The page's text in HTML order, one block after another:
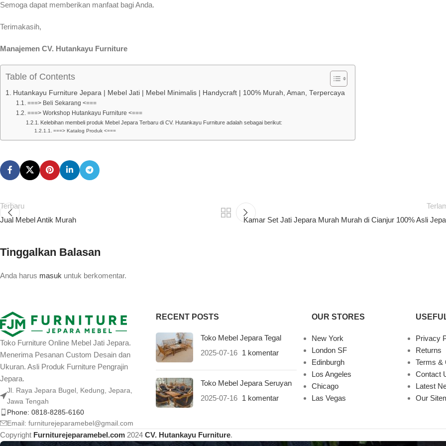
Semoga dapat memberikan manfaat bagi Anda.
Terimakasih,
Manajemen CV. Hutankayu Furniture
Table of Contents
Hutankayu Furniture Jepara | Mebel Jati | Mebel Minimalis | Handycraft | 100% Murah, Aman, Terpercaya
===> Beli Sekarang <===
===> Workshop Hutankayu Furniture <===
Kelebihan membeli produk Mebel Jepara Terbaru di CV. Hutankayu Furniture adalah sebagai berikut:
===> Katalog Produk <===
Terbaru
Jual Mebel Antik Murah
Kamar Set Jati Jepara Murah Murah di Cianjur 100% Asli
Tinggalkan Balasan
Anda harus masuk untuk berkomentar.
Toko Furniture Online Mebel Jati Jepara.
Menerima Pesanan Custom Desain dan
Ukuran. Asli Produk Furniture Pengrajin
Jepara.
Jl. Raya Jepara Bugel, Kedung, Jepara,
Jawa Tengah
Phone: 0818-8285-6160
Email: furniturejeparamebel@gmail.com
RECENT POSTS
Toko Mebel Jepara Tegal
2025-07-16 1 komentar
Toko Mebel Jepara Seruyan
2025-07-16 1 komentar
OUR STORES
New York
London SF
Edinburgh
Los Angeles
Chicago
Las Vegas
Privacy
Returns
Terms &
Contact
Latest
Our
Copyright Furniturejeparamebel.com 2024 CV. Hutankayu Furniture.